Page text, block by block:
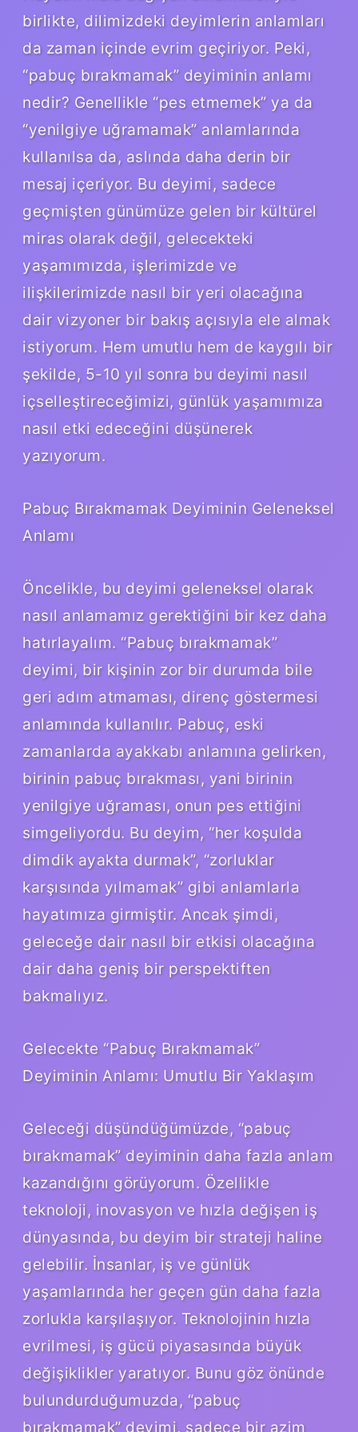
birlikte, dilimizdeki deyimlerin anlamları
da zaman içinde evrim geçiriyor. Peki,
“pabuç bırakmamak” deyiminin anlamı
nedir? Genellikle “pes etmemek” ya da
“yenilgiye uğramamak” anlamlarında
kullanılsa da, aslında daha derin bir
mesaj içeriyor. Bu deyimi, sadece
geçmişten günümüze gelen bir kültürel
miras olarak değil, gelecekteki
yaşamımızda, işlerimizde ve
ilişkilerimizde nasıl bir yeri olacağına
dair vizyoner bir bakış açısıyla ele almak
istiyorum. Hem umutlu hem de kaygılı bir
şekilde, 5-10 yıl sonra bu deyimi nasıl
içselleştireceğimizi, günlük yaşamımıza
nasıl etki edeceğini düşünerek
yazıyorum.
Pabuç Bırakmamak Deyiminin Geleneksel
Anlamı
Öncelikle, bu deyimi geleneksel olarak
nasıl anlamamız gerektiğini bir kez daha
hatırlayalım. “Pabuç bırakmamak”
deyimi, bir kişinin zor bir durumda bile
geri adım atmaması, direnç göstermesi
anlamında kullanılır. Pabuç, eski
zamanlarda ayakkabı anlamına gelirken,
birinin pabuç bırakması, yani birinin
yenilgiye uğraması, onun pes ettiğini
simgeliyordu. Bu deyim, “her koşulda
dimdik ayakta durmak”, “zorluklar
karşısında yılmamak” gibi anlamlarla
hayatımıza girmiştir. Ancak şimdi,
geleceğe dair nasıl bir etkisi olacağına
dair daha geniş bir perspektiften
bakmalıyız.
Gelecekte “Pabuç Bırakmamak”
Deyiminin Anlamı: Umutlu Bir Yaklaşım
Geleceği düşündüğümüzde, “pabuç
bırakmamak” deyiminin daha fazla anlam
kazandığını görüyorum. Özellikle
teknoloji, inovasyon ve hızla değişen iş
dünyasında, bu deyim bir strateji haline
gelebilir. İnsanlar, iş ve günlük
yaşamlarında her geçen gün daha fazla
zorlukla karşılaşıyor. Teknolojinin hızla
evrilmesi, iş gücü piyasasında büyük
değişiklikler yaratıyor. Bunu göz önünde
bulundurduğumuzda, “pabuç
bırakmamak” deyimi, sadece bir azim